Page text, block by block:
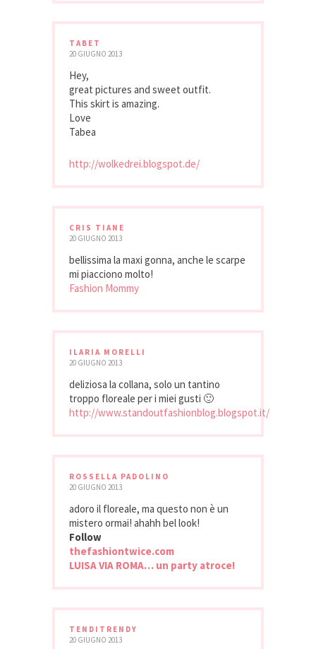
TABET
20 GIUGNO 2013
Hey,
great pictures and sweet outfit.
This skirt is amazing.
Love
Tabea
http://wolkedrei.blogspot.de/
CRIS TIANE
20 GIUGNO 2013
bellissima la maxi gonna, anche le scarpe
mi piacciono molto!
Fashion Mommy
ILARIA MORELLI
20 GIUGNO 2013
deliziosa la collana, solo un tantino
troppo floreale per i miei gusti 🙂
http://www.standoutfashionblog.blogspot.it/
ROSSELLA PADOLINO
20 GIUGNO 2013
adoro il floreale, ma questo non è un
mistero ormai! ahahh bel look!
Follow
thefashiontwice.com
LUISA VIA ROMA… un party atroce!
TENDITRENDY
20 GIUGNO 2013